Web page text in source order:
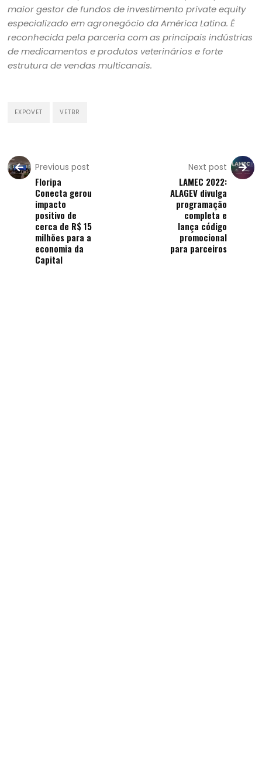
maior gestor de fundos de investimento private equity
especializado em agronegócio da América Latina. É
reconhecida pela parceria com as principais indústrias
de medicamentos e produtos veterinários e forte
estrutura de vendas multicanais.
EXPOVET VETBR
Previous post
Floripa
Conecta gerou
impacto
positivo de
cerca de R$ 15
milhões para a
economia da
Capital
Next post
LAMEC 2022:
ALAGEV divulga
programação
completa e
lança código
promocional
para parceiros